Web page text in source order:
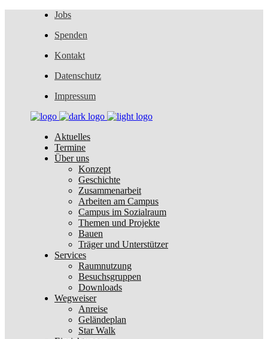
Jobs
Spenden
Kontakt
Datenschutz
Impressum
Aktuelles
Termine
Über uns
Konzept
Geschichte
Zusammenarbeit
Arbeiten am Campus
Campus im Sozialraum
Themen und Projekte
Bauen
Träger und Unterstützer
Services
Raumnutzung
Besuchsgruppen
Downloads
Wegweiser
Anreise
Geländeplan
Star Walk